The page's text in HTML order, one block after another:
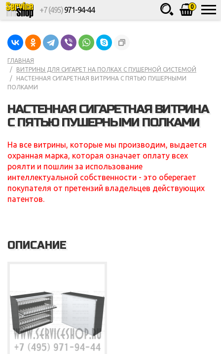
0
+7 (495)971-94-44
ГЛАВНАЯ
ВИТРИНЫ ДЛЯ СИГАРЕТ НА ПОЛКАХ С ПУШЕРНОЙ СИСТЕМОЙ
НАСТЕННАЯ СИГАРЕТНАЯ ВИТРИНА С ПЯТЬЮ ПУШЕРНЫМИ
ПОЛКАМИ
НАСТЕННАЯ СИГАРЕТНАЯ ВИТРИНА
С ПЯТЬЮ ПУШЕРНЫМИ ПОЛКАМИ
На все витрины, которые мы производим, выдается
охранная марка, которая означает оплату всех
роялти и пошлин за использование
интеллектуальной собственности - это оберегает
покупателя от претензий владельцев действующих
патентов.
ОПИСАНИЕ